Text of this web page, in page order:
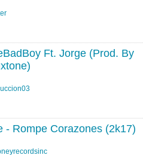
Ft. Jorge (Prod. By
- Rompe Corazones (2k17)